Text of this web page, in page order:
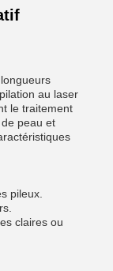
au laser
le traitement
peau et
pileux.
claires ou